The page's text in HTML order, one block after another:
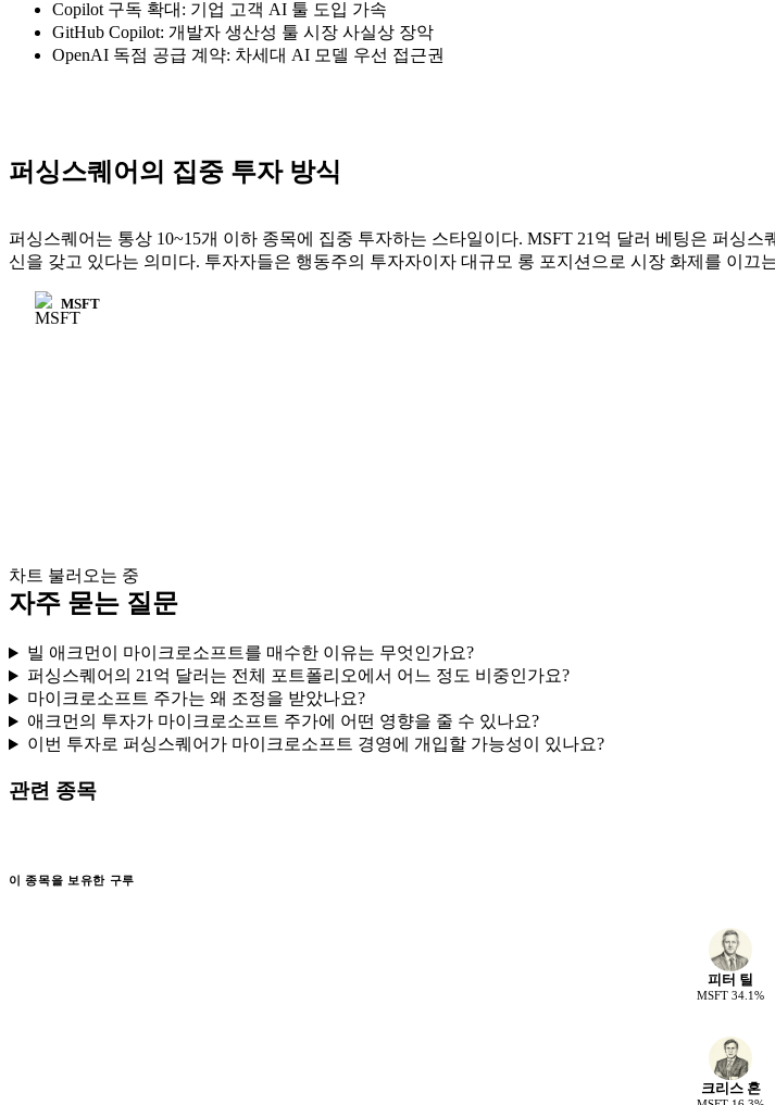
Copilot 구독 확대: 기업 고객 AI 툴 도입 가속
GitHub Copilot: 개발자 생산성 툴 시장 사실상 장악
OpenAI 독점 공급 계약: 차세대 AI 모델 우선 접근권
퍼싱스퀘어의 집중 투자 방식
퍼싱스퀘어는 통상 10~15개 이하 종목에 집중 투자하는 스타일이다. MSFT 21억 달러 베팅은 퍼싱
신을 갖고 있다는 의미다. 투자자들은 행동주의 투자자이자 대규모 롱 포지션으로 시장 화제를 이끄
MSFT
차트 불러오는 중
자주 묻는 질문
빌 애크먼이 마이크로소프트를 매수한 이유는 무엇인가요?
퍼싱스퀘어의 21억 달러는 전체 포트폴리오에서 어느 정도 비중인가요?
마이크로소프트 주가는 왜 조정을 받았나요?
애크먼의 투자가 마이크로소프트 주가에 어떤 영향을 줄 수 있나요?
이번 투자로 퍼싱스퀘어가 마이크로소프트 경영에 개입할 가능성이 있나요?
관련 종목
이 종목을 보유한 구루
피터 틸
MSFT 34.1%
크리스 혼